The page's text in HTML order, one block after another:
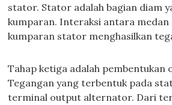
stator. Stator adalah bagian diam
kumparan. Interaksi antara medan
kumparan stator menghasilkan
Tahap ketiga adalah pembentukan
Tegangan yang terbentuk pada
terminal output alternator. Dari